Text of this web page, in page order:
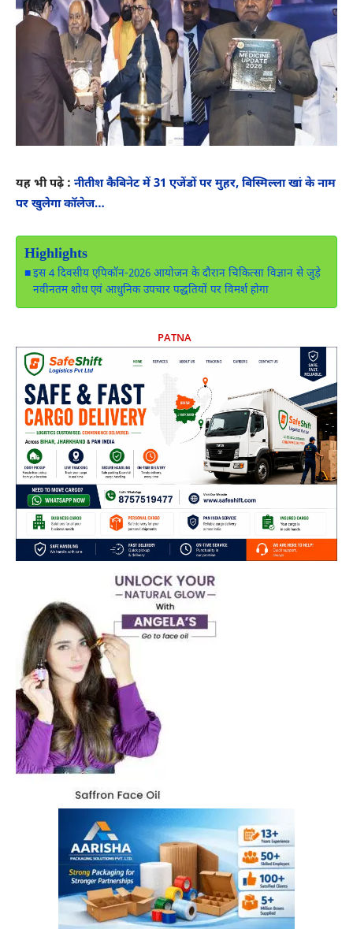
यह भी पढ़े : नीतीश कैबिनेट में 31 एजेंडों पर मुहर, बिस्मिल्ला खां के नाम
पर खुलेगा कॉलेज…
Highlights
इस 4 दिवसीय एपिकॉन-2026 आयोजन के दौरान चिकित्सा विज्ञान से जुड़े
नवीनतम शोध एवं आधुनिक उपचार पद्धतियों पर विमर्श होगा
PATNA